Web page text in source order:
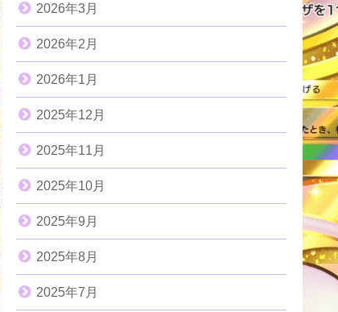
2026年3月
2026年2月
2026年1月
2025年12月
2025年11月
2025年10月
2025年9月
2025年8月
2025年7月